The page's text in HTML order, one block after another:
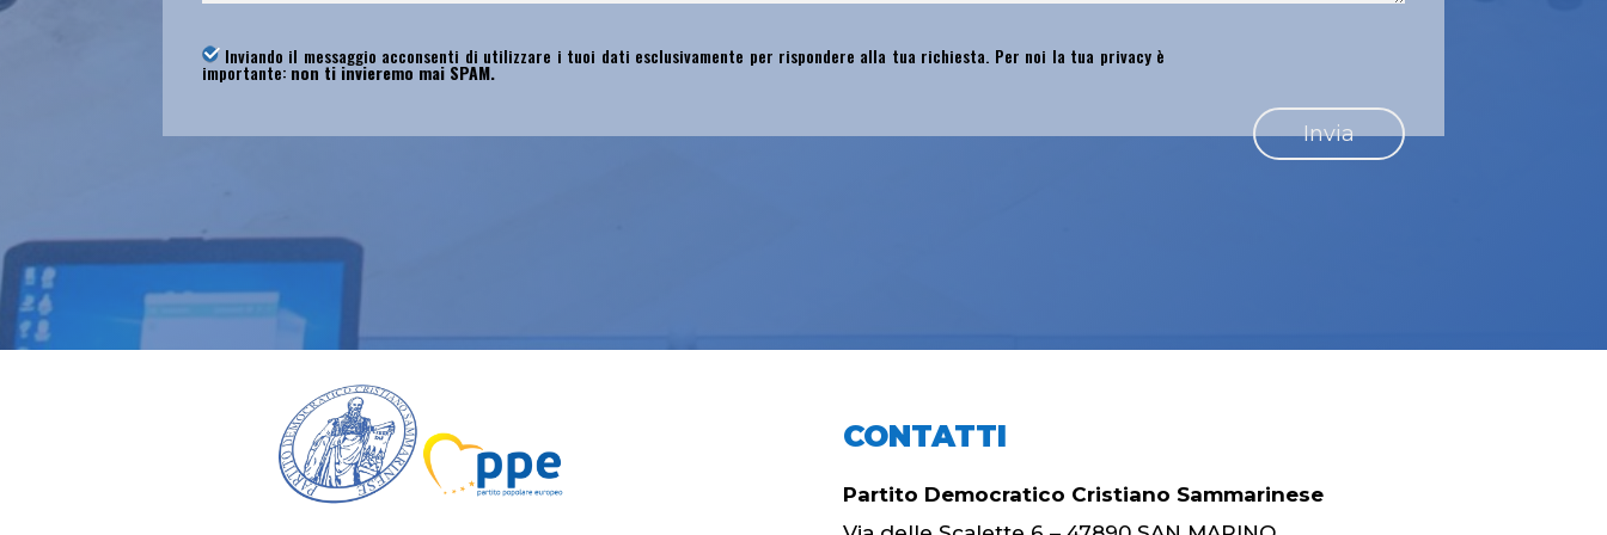
Inviando il messaggio acconsenti di utilizzare i tuoi dati esclusivamente per rispondere alla tua richiesta. Per noi la tua privacy è
importante: non ti invieremo mai SPAM.
CONTATTI
Partito Democratico Cristiano Sammarinese